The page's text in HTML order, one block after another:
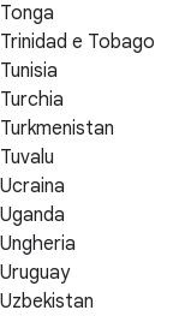
Tonga
Trinidad e Tobago
Tunisia
Turchia
Turkmenistan
Tuvalu
Ucraina
Uganda
Ungheria
Uruguay
Uzbekistan